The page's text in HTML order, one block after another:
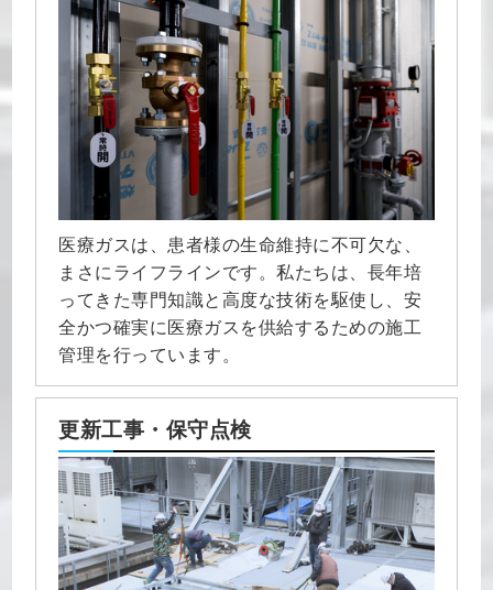
医療ガスは、患者様の生命維持に不可欠な、
まさにライフラインです。私たちは、長年培
ってきた専門知識と高度な技術を駆使し、安
全かつ確実に医療ガスを供給するための施工
管理を行っています。
更新工事・保守点検